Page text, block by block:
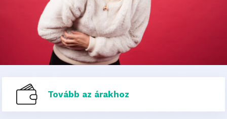
Tovább az árakhoz